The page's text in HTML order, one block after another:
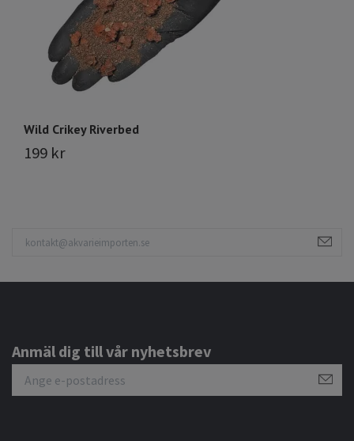
Wild Crikey Riverbed
199 kr
Anmäl dig till vår nyhetsbrev